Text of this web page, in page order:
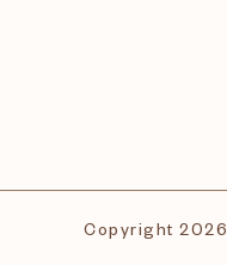
Copyright 2026